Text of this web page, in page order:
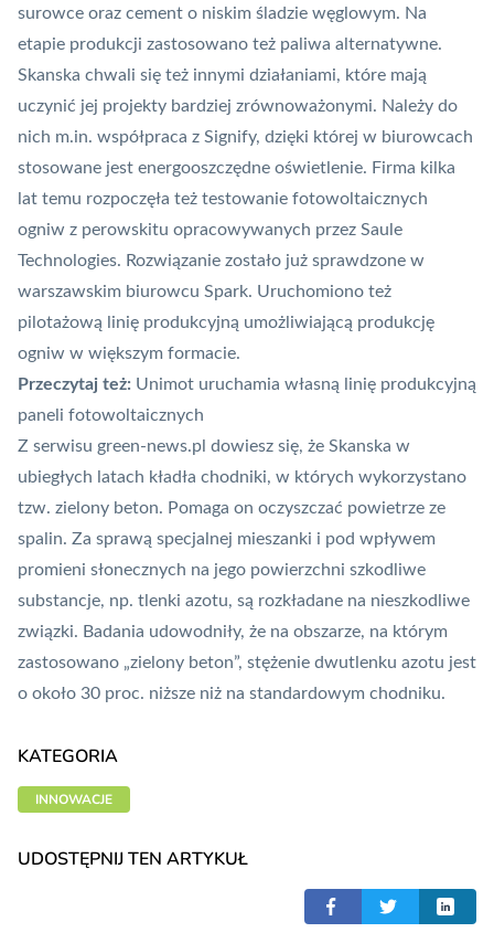
surowce oraz cement o niskim śladzie węglowym. Na
etapie produkcji zastosowano też paliwa alternatywne.
Skanska chwali się też innymi działaniami, które mają
uczynić jej projekty bardziej zrównoważonymi. Należy do
nich m.in. współpraca z Signify, dzięki której w biurowcach
stosowane jest energooszczędne oświetlenie. Firma kilka
lat temu rozpoczęła też testowanie fotowoltaicznych
ogniw z perowskitu opracowywanych przez Saule
Technologies. Rozwiązanie zostało już sprawdzone w
warszawskim biurowcu Spark. Uruchomiono też
pilotażową linię produkcyjną umożliwiającą produkcję
ogniw w większym formacie.
Przeczytaj też: Unimot uruchamia własną linię produkcyjną
paneli fotowoltaicznych
Z serwisu green-news.pl dowiesz się, że Skanska w
ubiegłych latach kładła chodniki, w których wykorzystano
tzw. zielony beton. Pomaga on oczyszczać powietrze ze
spalin. Za sprawą specjalnej mieszanki i pod wpływem
promieni słonecznych na jego powierzchni szkodliwe
substancje, np. tlenki azotu, są rozkładane na nieszkodliwe
związki. Badania udowodniły, że na obszarze, na którym
zastosowano „zielony beton”, stężenie dwutlenku azotu jest
o około 30 proc. niższe niż na standardowym chodniku.
KATEGORIA
INNOWACJE
UDOSTĘPNIJ TEN ARTYKUŁ